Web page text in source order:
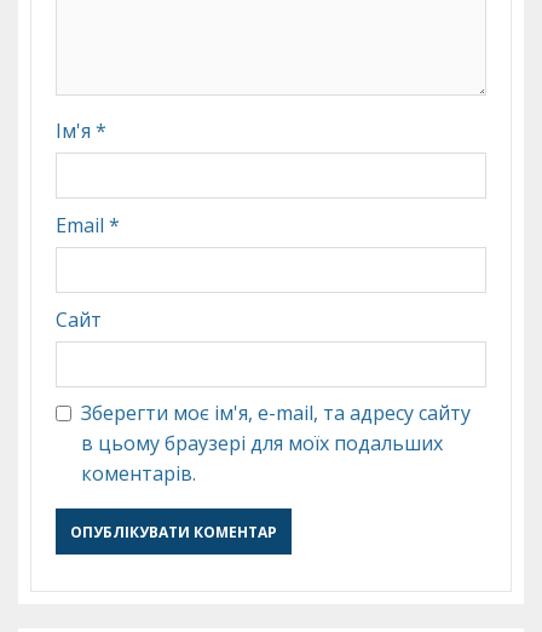
Ім'я *
Email *
Сайт
Зберегти моє ім'я, e-mail, та адресу сайту
в цьому браузері для моїх подальших
коментарів.